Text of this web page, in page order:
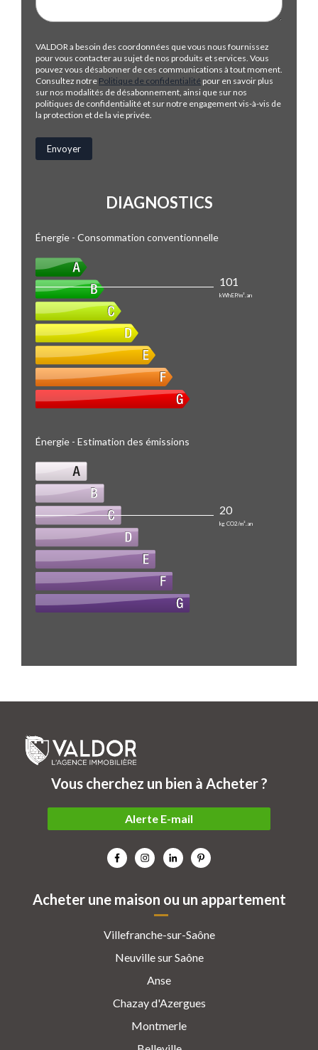
VALDOR a besoin des coordonnées que vous nous fournissez
pour vous contacter au sujet de nos produits et services. Vous
pouvez vous désabonner de ces communications à tout moment.
Consultez notre Politique de confidentialité pour en savoir plus
sur nos modalités de désabonnement, ainsi que sur nos
politiques de confidentialité et sur notre engagement vis-à-vis de
la protection et de la vie privée.
DIAGNOSTICS
Énergie - Consommation conventionnelle
101
kWhEP/m².an
Énergie - Estimation des émissions
20
kg CO2/m².an
Acheter une maison ou un appartement
Villefranche-sur-Saône
Neuville sur Saône
Anse
Chazay d'Azergues
Montmerle
Vous cherchez un bien à Acheter ?
Alerte E-mail